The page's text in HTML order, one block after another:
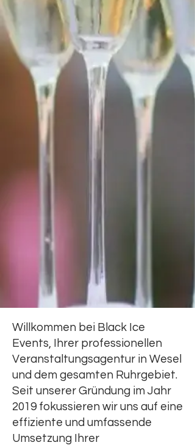
Willkommen bei Black Ice
Events, Ihrer professionellen
Veranstaltungsagentur in Wesel
und dem gesamten Ruhrgebiet.
Seit unserer Gründung im Jahr
2019 fokussieren wir uns auf eine
effiziente und umfassende
Umsetzung Ihrer